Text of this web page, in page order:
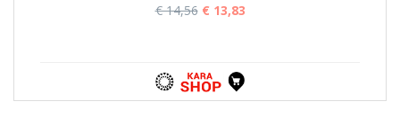
€ 14,56 € 13,83